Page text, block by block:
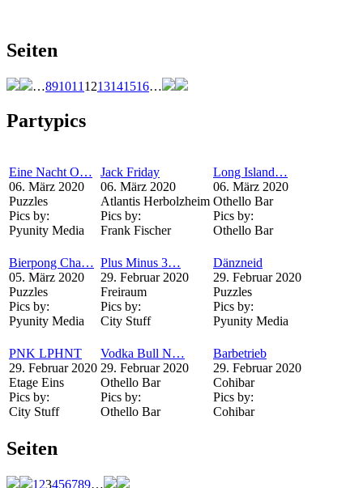
Seiten
…891011 1213141516…
Partypics
Eine Nacht O…
06. März 2020
Puzzles
Pics by:
Pyunity Media
Jack Friday
06. März 2020
Atlantis Herbolzheim
Pics by:
Frank Fischer
Long Island…
06. März 2020
Othello Bar
Pics by:
Othello Bar
Bierpong Cha…
05. März 2020
Puzzles
Pics by:
Pyunity Media
Plus Minus 3…
29. Februar 2020
Freiraum
Pics by:
City Stuff
Dänzneid
29. Februar 2020
Puzzles
Pics by:
Pyunity Media
PNK LPHNT
29. Februar 2020
Etage Eins
Pics by:
City Stuff
Vodka Bull N…
29. Februar 2020
Othello Bar
Pics by:
Othello Bar
Barbetrieb
29. Februar 2020
Cohibar
Pics by:
Cohibar
Seiten
1 23456789…